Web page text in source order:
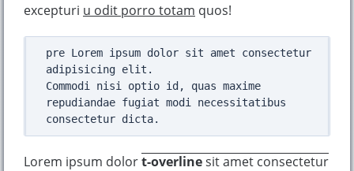
excepturi u odit porro totam quos!
pre Lorem ipsum dolor sit amet consectetur
adipisicing elit.
Commodi nisi optio id, quas maxime
repudiandae fugiat modi necessitatibus
Lorem ipsum dolort-overlinesit amet consectetur